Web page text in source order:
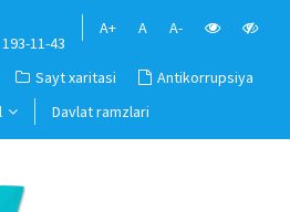
11-43
A+ A A-
Sayt xaritasi
Antikorrupsiya
Davlat ramzlari